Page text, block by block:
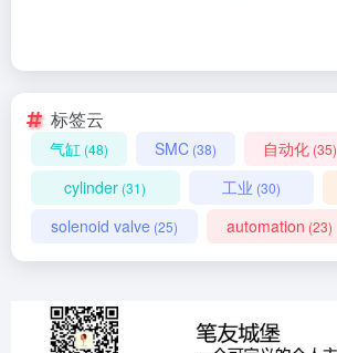
标签云
气缸 (48) SMC (38) 自动化 (35)
cylinder (31) 工业 (30)
solenoid valve (25) automation (23)